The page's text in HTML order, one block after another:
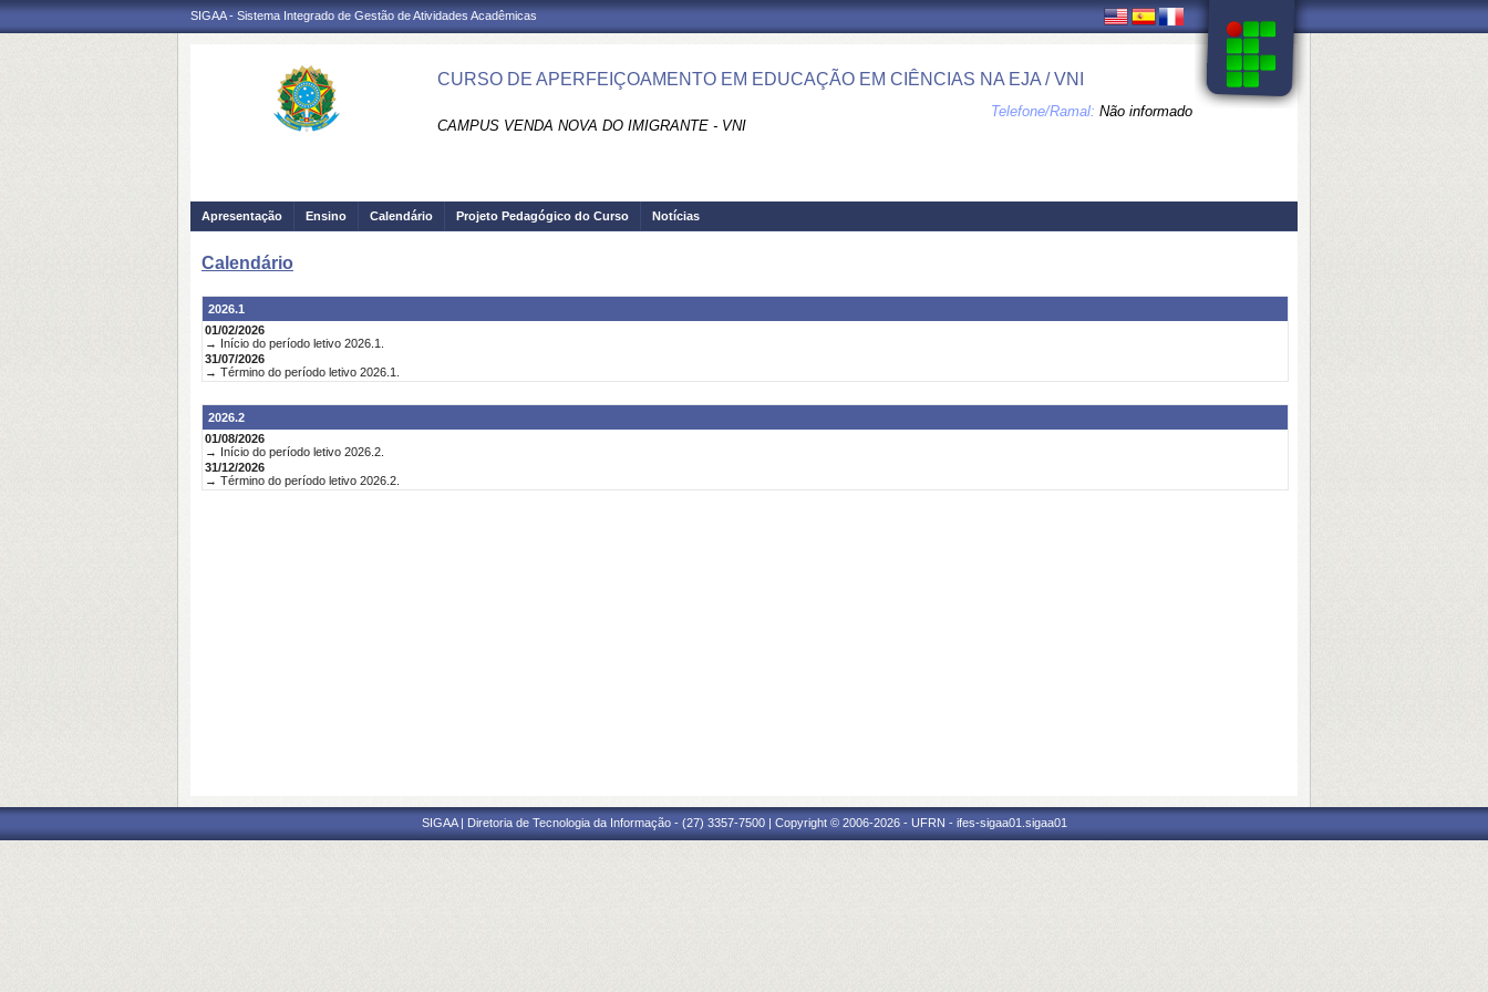
SIGAA - Sistema Integrado de Gestão de Atividades Acadêmicas
CURSO DE APERFEIÇOAMENTO EM EDUCAÇÃO EM CIÊNCIAS NA EJA / VNI
CAMPUS VENDA NOVA DO IMIGRANTE - VNI
Telefone/Ramal: Não informado
Apresentação Ensino Calendário Projeto Pedagógico do Curso Notícias
Calendário
2026.1
01/02/2026
→ Início do período letivo 2026.1.
31/07/2026
→ Término do período letivo 2026.1.
2026.2
01/08/2026
→ Início do período letivo 2026.2.
31/12/2026
→ Término do período letivo 2026.2.
SIGAA | Diretoria de Tecnologia da Informação - (27) 3357-7500 | Copyright © 2006-2026 - UFRN - ifes-sigaa01.sigaa01